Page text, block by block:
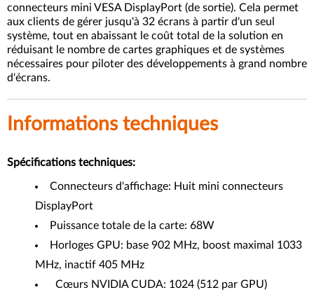
connecteurs mini VESA DisplayPort (de sortie). Cela permet
aux clients de gérer jusqu'à 32 écrans à partir d'un seul
système, tout en abaissant le coût total de la solution en
réduisant le nombre de cartes graphiques et de systèmes
nécessaires pour piloter des développements à grand nombre
d'écrans.
Informations techniques
Spécifications techniques:
Connecteurs d'affichage: Huit mini connecteurs
DisplayPort
Puissance totale de la carte: 68W
Horloges GPU: base 902 MHz, boost maximal 1033
MHz, inactif 405 MHz
Cœurs NVIDIA CUDA: 1024 (512 par GPU)